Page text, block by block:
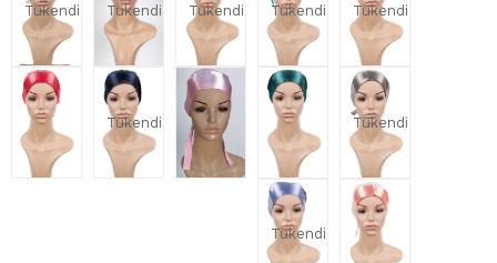
Tükendi Tükendi Tükendi Tükendi Tükendi
Tükendi Tükendi
Tükendi